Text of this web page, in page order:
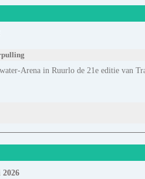
Arena in Ruurlo de 21e editie van